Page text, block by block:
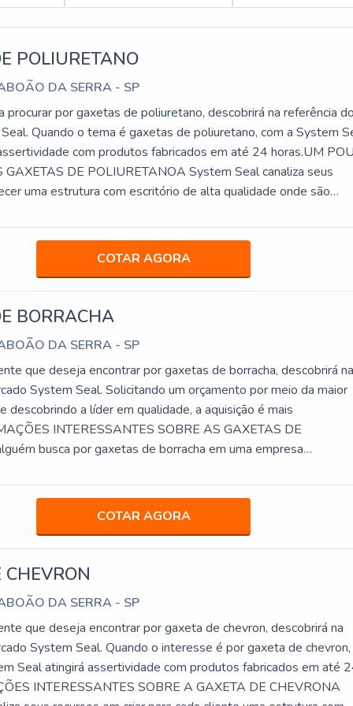
POLIURETANO
DA SERRA - SP
procurar por gaxetas de poliuretano, descobrirá na referência
Quando o tema é gaxetas de poliuretano, com a System
com produtos fabricados em até 24 horas.UM
DE POLIURETANOA System Seal canaliza seus
uma estrutura com escritório de alta qualidade onde são
COTAR AGORA
BORRACHA
DA SERRA - SP
que deseja encontrar por gaxetas de borracha, descobrirá
System Seal. Solicitando um orçamento por meio da maior
descobrindo a líder em qualidade, a aquisição é mais
INTERESSANTES SOBRE AS GAXETAS DE
busca por gaxetas de borracha em uma empresa
COTAR AGORA
DA SERRA - SP
que deseja encontrar por gaxeta de chevron, descobrirá na
System Seal. Quando o interesse é por gaxeta de
Seal atingirá assertividade com produtos fabricados em até
INTERESSANTES SOBRE A GAXETA DE CHEVRONA